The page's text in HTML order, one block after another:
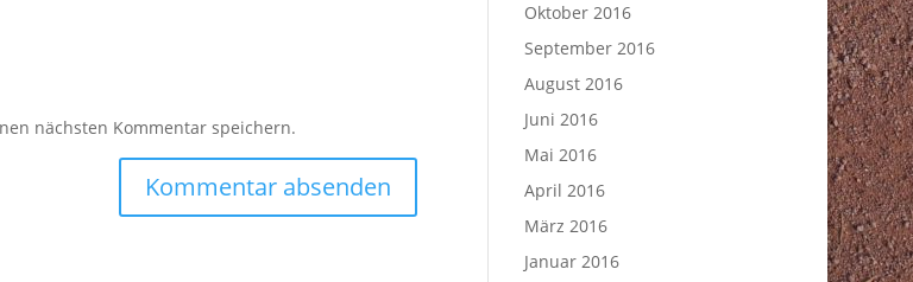
nächsten Kommentar speichern.
Oktober 2016
September 2016
August 2016
Juni 2016
Mai 2016
April 2016
März 2016
Januar 2016